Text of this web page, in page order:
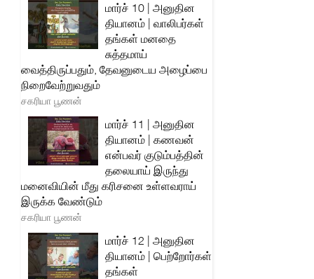
மார்ச் 10 | அனுதின
தியானம் | வாலிபர்கள்
தங்கள் மனதை
சுத்தமாய்
வைத்திருப்பதும், தேவனுடைய அழைப்பை
நிறைவேற்றுவதும்
சகரியா பூணன்
மார்ச் 11 | அனுதின
தியானம் | கணவன்
என்பவர் குடும்பத்தின்
தலையாய் இருந்து
மனைவியின் மீது கரிசனை உள்ளவராய்
இருக்க வேண்டும்
சகரியா பூணன்
மார்ச் 12 | அனுதின
தியானம் | பெற்றோர்கள்
தங்கள்